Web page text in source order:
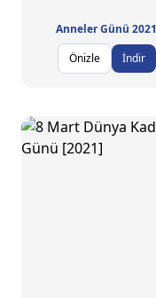
Anneler Günü 2021
Önizle
İndir